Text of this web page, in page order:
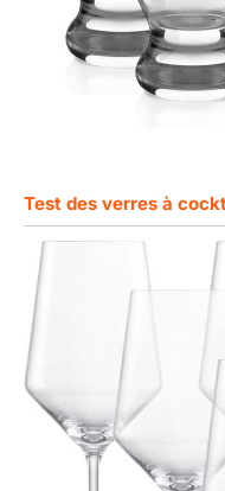
Test des verres à